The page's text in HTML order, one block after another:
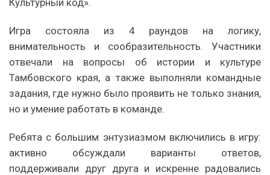
Игра состояла из 4 раундов на логику,
внимательность и сообразительность. Участники
отвечали на вопросы об истории и культуре
Тамбовского края, а также выполняли командные
задания, где нужно было проявить не только знания,
но и умение работать в команде.
Ребята с большим энтузиазмом включились в игру:
активно обсуждали варианты ответов,
поддерживали друг друга и искренне радовались